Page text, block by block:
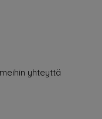
yhteyttä